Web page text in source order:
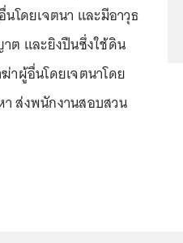
โดยเจตนา และมีอาวุธ
ต และยิงปืนซึ่งใช้ดิน
าผู้อื่นโดยเจตนาโดย
ส่งพนักงานสอบสวน